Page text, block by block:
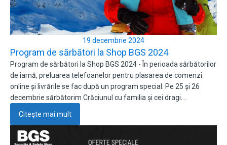
19 decembrie 2024
Program de sărbători la Shop BGS 2024
Program de sărbători la Shop BGS 2024 - În perioada sărbătorilor
de iarnă, preluarea telefoanelor pentru plasarea de comenzi
online și livrările se fac după un program special: Pe 25 și 26
decembrie sărbătorim Crăciunul cu familia și cei dragi.…
Citește mai mult